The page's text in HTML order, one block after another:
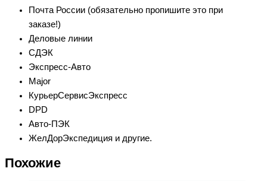
Почта России (обязательно пропишите это при
заказе!)
Деловые линии
СДЭК
Экспресс-Авто
Major
КурьерСервисЭкспресс
DPD
Авто-ПЭК
ЖелДорЭкспедиция и другие.
Похожие